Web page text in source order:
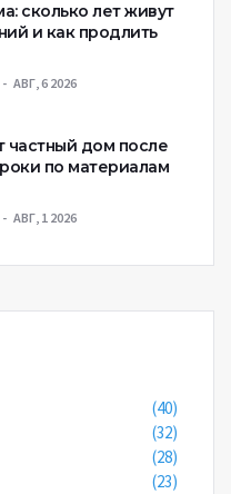
сколько лет живут
и как продлить
АВГ, 6 2026
частный дом после
по материалам
АВГ, 1 2026
(40)
(32)
(28)
(23)